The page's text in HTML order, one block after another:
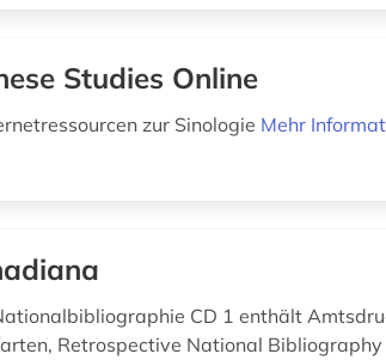
Studies Online
zur Sinologie Mehr
CD 1 enthält
Retrospective National